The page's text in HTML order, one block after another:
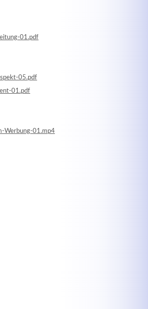
01.pdf
05.pdf
01.pdf
Werbung-01.mp4
commodo ligula eget dolor.